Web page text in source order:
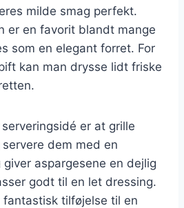
milde smag perfekt.
er en favorit blandt mange
som en elegant forret. For
kan man drysse lidt friske
er at grille
dem med en
aspargesene en dejlig
godt til en let dressing.
tilføjelse til en